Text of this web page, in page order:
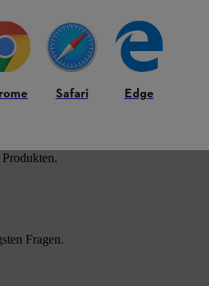
Fragen.
Safari Edge